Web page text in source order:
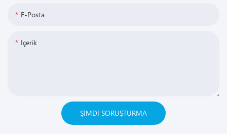
E-Posta
Içerik
ŞIMDI SORUŞTURMA